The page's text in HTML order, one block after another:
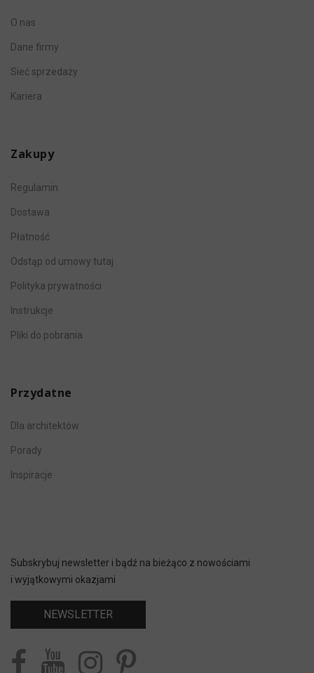
O nas
Dane firmy
Sieć sprzedaży
Kariera
Zakupy
Regulamin
Dostawa
Płatność
Odstąp od umowy tutaj
Polityka prywatności
Instrukcje
Pliki do pobrania
Przydatne
Dla architektów
Porady
Inspiracje
Subskrybuj newsletter i bądź na bieżąco z nowościami
i wyjątkowymi okazjami
NEWSLETTER